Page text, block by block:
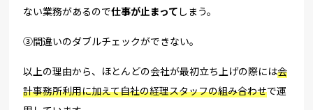
ない業務があるので仕事が止まって しまう。
③間違いのダブルチェックができない。
以上の理由から、ほとんどの会社が最初立ち上げの際には会
計事務所利用に加えて自社の経理スタッフの組み合わせで運